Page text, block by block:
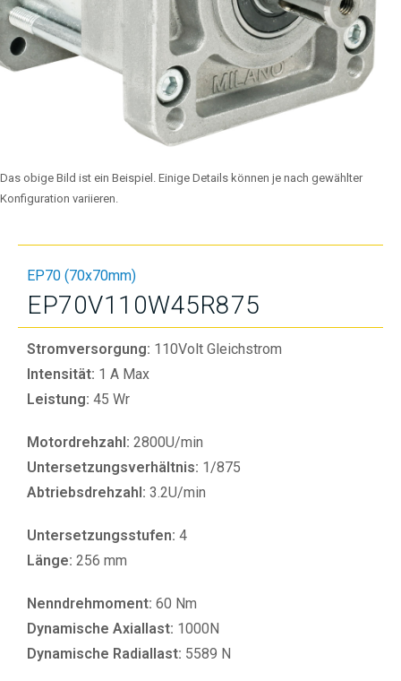
Das obige Bild ist ein Beispiel. Einige Details können je nach gewählter
Konfiguration variieren.
EP70 (70x70mm)
EP70V110W45R875
Stromversorgung: 110Volt Gleichstrom
Intensität: 1 A Max
Leistung: 45 Wr
Motordrehzahl: 2800U/min
Untersetzungsverhältnis: 1/875
Abtriebsdrehzahl: 3.2U/min
Untersetzungsstufen: 4
Länge: 256 mm
Nenndrehmoment: 60 Nm
Dynamische Axiallast: 1000N
Dynamische Radiallast: 5589 N